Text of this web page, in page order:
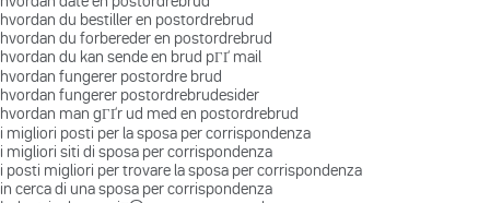
hvordan du bestiller en postordrebrud
hvordan du forbereder en postordrebrud
hvordan du kan sende en brud pГҐ mail
hvordan fungerer postordre brud
hvordan fungerer postordrebrudesider
hvordan man gГҐr ud med en postordrebrud
i migliori posti per la sposa per corrispondenza
i migliori siti di sposa per corrispondenza
i posti migliori per trovare la sposa per corrispondenza
in cerca di una sposa per corrispondenza